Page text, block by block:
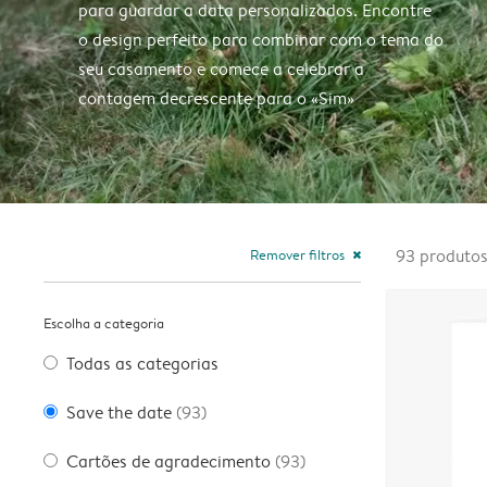
para guardar a data personalizados. Encontre
o design perfeito para combinar com o tema do
seu casamento e comece a celebrar a
contagem decrescente para o «Sim»
Remover filtros close
Escolha a categoria
Todas as categorias
Save the date (93)
Cartões de agradecimento (93)
93 produtos